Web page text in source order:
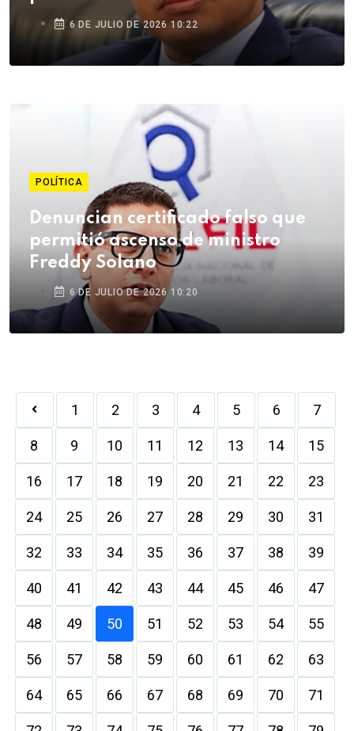
6 DE JULIO DE 2026 10:22
POLÍTICA
Denuncian certificado falso que
permitió ascenso de ministro
Freddy Solano
6 DE JULIO DE 2026 10:20
1 2 3 4 5 6 7
8 9 10 11 12 13 14 15
16 17 18 19 20 21 22 23
24 25 26 27 28 29 30 31
32 33 34 35 36 37 38 39
40 41 42 43 44 45 46 47
48 49 50 51 52 53 54 55
56 57 58 59 60 61 62 63
64 65 66 67 68 69 70 71